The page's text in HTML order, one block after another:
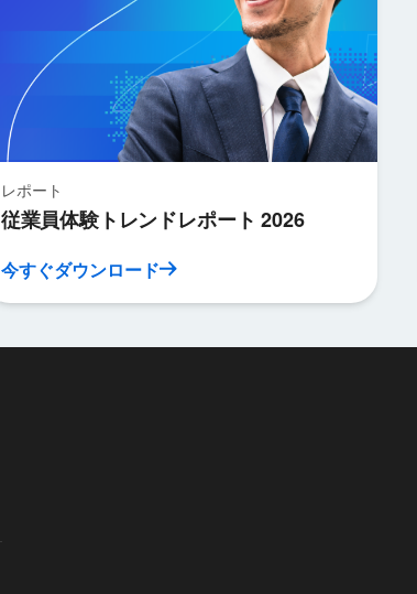
レポート
従業員体験トレンドレポート 2026
今すぐダウンロード